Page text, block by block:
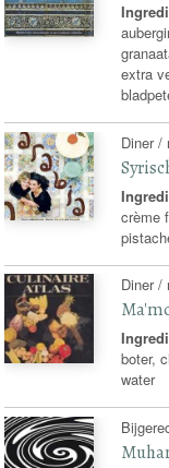
extra
Diner
crème
Diner /
boter,
water